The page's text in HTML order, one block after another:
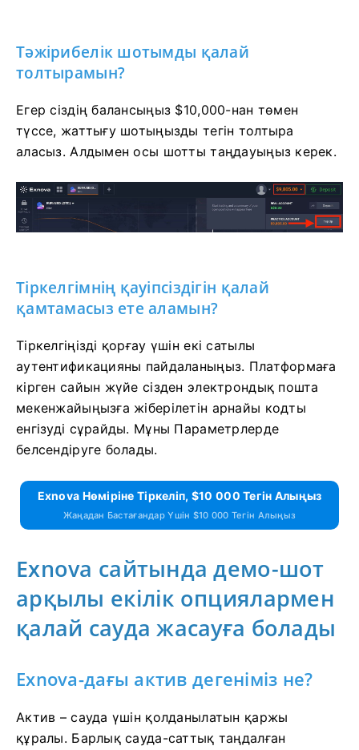
Тәжірибелік шотымды қалай
толтырамын?
Егер сіздің балансыңыз $10,000-нан төмен
түссе, жаттығу шотыңызды тегін толтыра
аласыз. Алдымен осы шотты таңдауыңыз керек.
Тіркелгімнің қауіпсіздігін қалай
қамтамасыз ете аламын?
Тіркелгіңізді қорғау үшін екі сатылы
аутентификацияны пайдаланыңыз. Платформаға
кірген сайын жүйе сізден электрондық пошта
мекенжайыңызға жіберілетін арнайы кодты
енгізуді сұрайды. Мұны Параметрлерде
белсендіруге болады.
Exnova Нөміріне Тіркеліп, $10 000 Тегін Алыңыз
Жаңадан Бастағандар Үшін $10 000 Тегін Алыңыз
Exnova сайтында демо-шот
арқылы екілік опциялармен
қалай сауда жасауға болады
Exnova-дағы актив дегеніміз не?
Актив – сауда үшін қолданылатын қаржы
құралы. Барлық сауда-саттық таңдалған